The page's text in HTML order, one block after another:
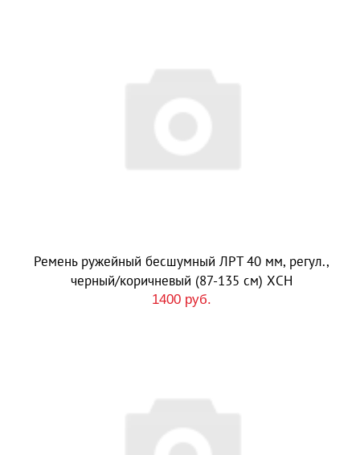
Ремень ружейный бесшумный ЛРТ 40 мм, регул.,
черный/коричневый (87-135 см) ХСН
1400 руб.